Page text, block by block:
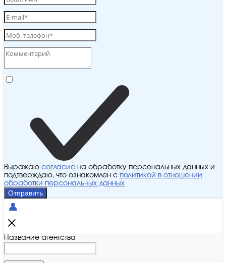
Выражаю согласие на обработку персональных данных и
подтверждаю, что ознакомлен с политикой в отношении
обработки персональных данных
Отправить
Название агентства